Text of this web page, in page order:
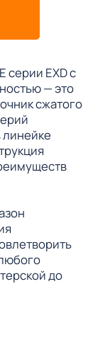
серии EXD с
— это
сжатого
до